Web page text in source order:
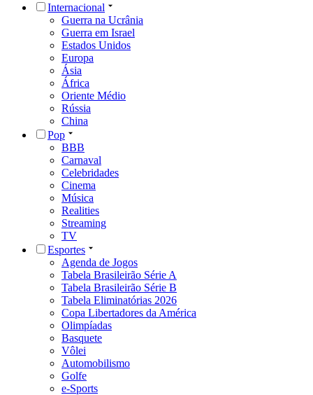
Internacional
Guerra na Ucrânia
Guerra em Israel
Estados Unidos
Europa
Ásia
África
Oriente Médio
Rússia
China
Pop
BBB
Carnaval
Celebridades
Cinema
Música
Realities
Streaming
TV
Esportes
Agenda de Jogos
Tabela Brasileirão Série A
Tabela Brasileirão Série B
Tabela Eliminatórias 2026
Copa Libertadores da América
Olimpíadas
Basquete
Vôlei
Automobilismo
Golfe
e-Sports